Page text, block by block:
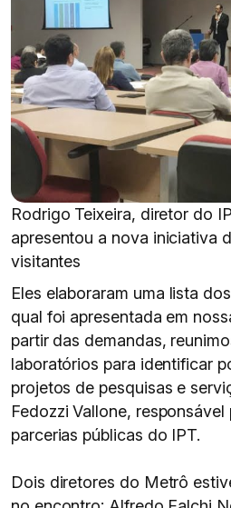
Rodrigo Teixeira, diretor do
apresentou a nova iniciativa
visitantes
Eles elaboraram uma lista
qual foi apresentada em
partir das demandas,
laboratórios para identificar
projetos de pesquisas e
Fedozzi Vallone,
parcerias públicas do IPT.
Dois diretores do Metrô